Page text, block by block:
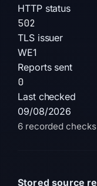
HTTP status
502
TLS issuer
WE1
Reports sent
0
Last checked
09/08/2026
6 recorded
Stored source